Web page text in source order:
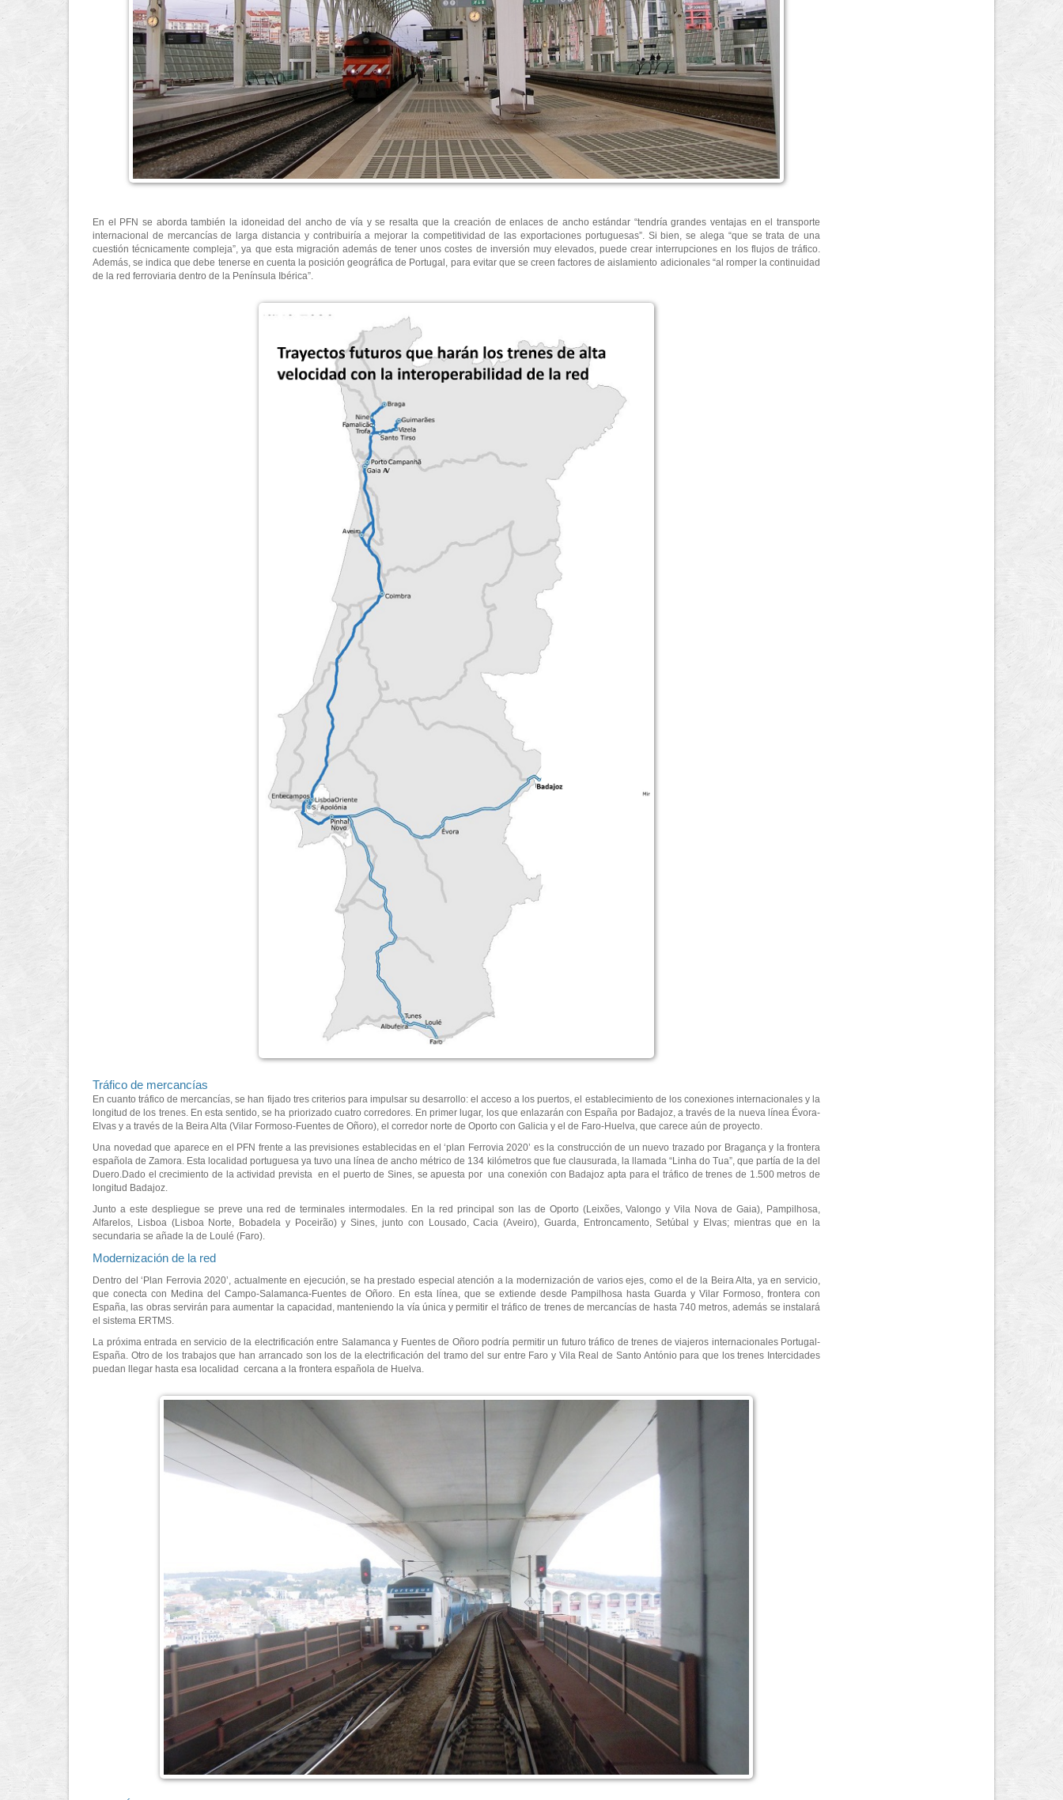
En el PFN se aborda también la idoneidad del ancho de vía y se resalta que la creación de enlaces de ancho estándar “tendría grandes ventajas en el transporte
internacional de mercancías de larga distancia y contribuiría a mejorar la competitividad de las exportaciones portuguesas”. Si bien, se alega “que se trata de una
cuestión técnicamente compleja”, ya que esta migración además de tener unos costes de inversión muy elevados, puede crear interrupciones en los flujos de tráfico.
Además, se indica que debe tenerse en cuenta la posición geográfica de Portugal, para evitar que se creen factores de aislamiento adicionales “al romper la continuidad
de la red ferroviaria dentro de la Península Ibérica”.
Tráfico de mercancías
En cuanto tráfico de mercancías, se han fijado tres criterios para impulsar su desarrollo: el acceso a los puertos, el establecimiento de los conexiones internacionales y la
longitud de los trenes. En esta sentido, se ha priorizado cuatro corredores. En primer lugar, los que enlazarán con España por Badajoz, a través de la nueva línea Évora-
Elvas y a través de la Beira Alta (Vilar Formoso-Fuentes de Oñoro), el corredor norte de Oporto con Galicia y el de Faro-Huelva, que carece aún de proyecto.
Una novedad que aparece en el PFN frente a las previsiones establecidas en el ‘plan Ferrovia 2020’ es la construcción de un nuevo trazado por Bragança y la frontera
española de Zamora. Esta localidad portuguesa ya tuvo una línea de ancho métrico de 134 kilómetros que fue clausurada, la llamada “Linha do Tua”, que partía de la del
Duero.Dado el crecimiento de la actividad prevista en el puerto de Sines, se apuesta por una conexión con Badajoz apta para el tráfico de trenes de 1.500 metros de
longitud Badajoz.
Junto a este despliegue se preve una red de terminales intermodales. En la red principal son las de Oporto (Leixões, Valongo y Vila Nova de Gaia), Pampilhosa,
Alfarelos, Lisboa (Lisboa Norte, Bobadela y Poceirão) y Sines, junto con Lousado, Cacia (Aveiro), Guarda, Entroncamento, Setúbal y Elvas; mientras que en la
secundaria se añade la de Loulé (Faro).
Modernización de la red
Dentro del ‘Plan Ferrovia 2020’, actualmente en ejecución, se ha prestado especial atención a la modernización de varios ejes, como el de la Beira Alta, ya en servicio,
que conecta con Medina del Campo-Salamanca-Fuentes de Oñoro. En esta línea, que se extiende desde Pampilhosa hasta Guarda y Vilar Formoso, frontera con
España, las obras servirán para aumentar la capacidad, manteniendo la vía única y permitir el tráfico de trenes de mercancías de hasta 740 metros, además se instalará
el sistema ERTMS.
La próxima entrada en servicio de la electrificación entre Salamanca y Fuentes de Oñoro podría permitir un futuro tráfico de trenes de viajeros internacionales Portugal-
España. Otro de los trabajos que han arrancado son los de la electrificación del tramo del sur entre Faro y Vila Real de Santo António para que los trenes Intercidades
puedan llegar hasta esa localidad cercana a la frontera española de Huelva.